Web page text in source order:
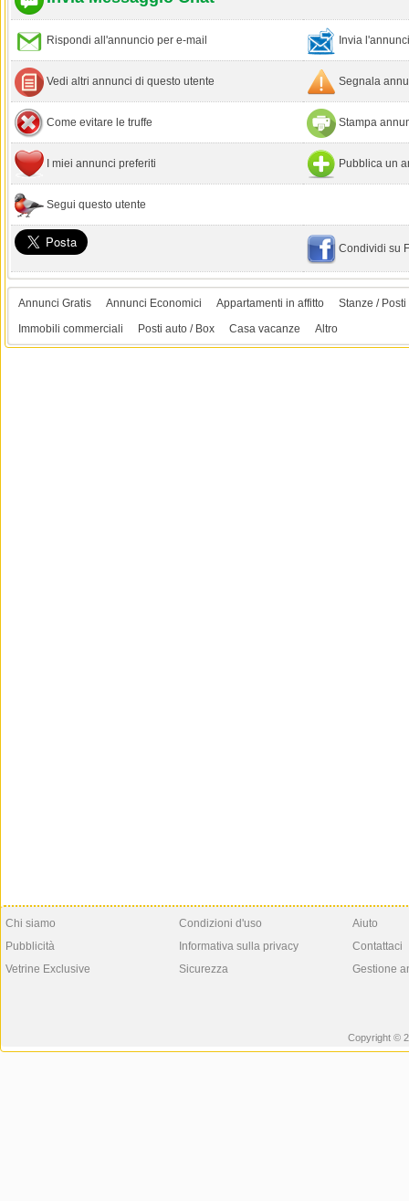
Rispondi all'annuncio per e-mail Invia
Vedi altri annunci di questo utente Segnala
Come evitare le truffe Stampa
I miei annunci preferiti Pubblica un
Segui questo utente
Condividi su
Annunci Gratis Annunci Economici Appartamenti in affitto
Stanze / Posti
Immobili commerciali
Posti auto / Box Casa vacanze Altro
Chi siamo
Pubblicità
Vetrine Exclusive
Condizioni d'uso
Informativa sulla privacy
Sicurezza
Aiuto
Contattaci
Gestione
Copyright ©